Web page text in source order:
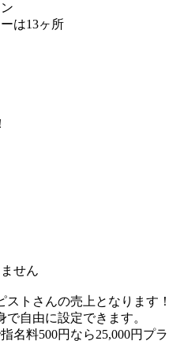
は13ヶ所
せん
トさんの売上となります！
自由に設定できます。
名料500円なら25,000円プラ